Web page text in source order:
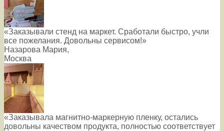
«Заказывали стенд на маркет. Сработали быстро, учли
все пожелания. Довольны сервисом!»
Назарова Мария,
Москва
«Заказывала магнитно-маркерную пленку, остались
довольны качеством продукта, полностью соответствует